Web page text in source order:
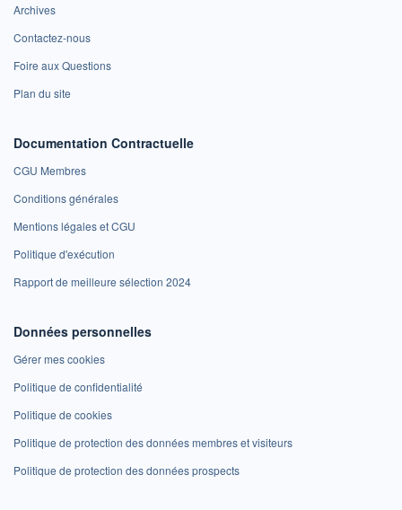
Archives
Contactez-nous
Foire aux Questions
Plan du site
Documentation Contractuelle
CGU Membres
Conditions générales
Mentions légales et CGU
Politique d'exécution
Rapport de meilleure sélection 2024
Données personnelles
Gérer mes cookies
Politique de confidentialité
Politique de cookies
Politique de protection des données membres et visiteurs
Politique de protection des données prospects